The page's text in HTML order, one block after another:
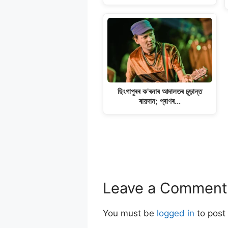
ছিংগাপুৰৰ ক'ৰনাৰ আদালতৰ চূড়ান্ত
ৰায়দান; প্ৰাণৰ…
Leave a Comment
You must be logged in to post